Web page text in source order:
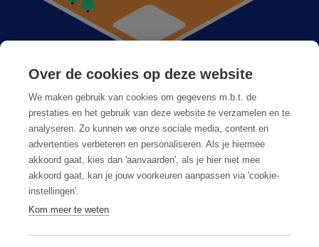
Anticimex bij u in de buurt
Vacatures
Veelgestelde vragen
Over de cookies op deze website
We maken gebruik van cookies om gegevens m.b.t. de
prestaties en het gebruik van deze website te verzamelen en te
analyseren. Zo kunnen we onze sociale media, content en
advertenties verbeteren en personaliseren. Als je hiermee
akkoord gaat, kies dan 'aanvaarden', als je hier niet mee
akkoord gaat, kan je jouw voorkeuren aanpassen via 'cookie-
instellingen'.
Kom meer te weten